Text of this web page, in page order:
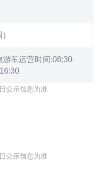
车运营时间:08:30-
公示信息为准
公示信息为准